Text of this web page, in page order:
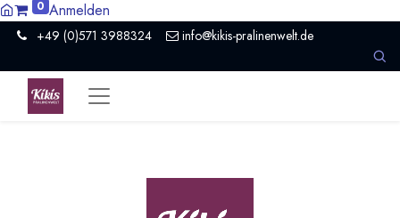
0 Anmelden
+49 (0)571 3988324 info@kikis-pralinenwelt.de